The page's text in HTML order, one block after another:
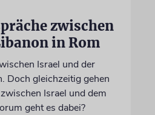
zwischen
in Rom
Israel und der
Doch gleichzeitig gehen
Israel und dem
geht es dabei?